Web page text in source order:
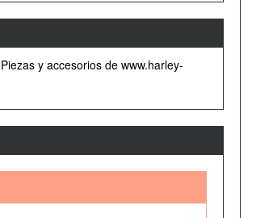
y accesorios de www.harley-